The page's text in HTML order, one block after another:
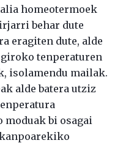
homeotermoek
behar dute
eragiten dute, alde
tenperaturen
isolamendu mailak.
alde batera utziz
moduak bi osagai